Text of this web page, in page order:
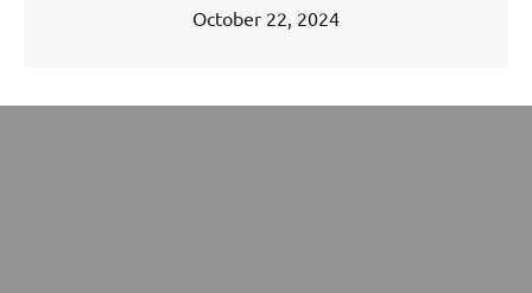
October 22, 2024